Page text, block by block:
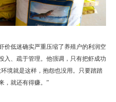
价低迷确实严重压缩了养殖户的利润空
入、疏于管理。他强调，只有把虾成功
境就是这样，抱怨也没用。只要踏踏
，就还有得赚。”